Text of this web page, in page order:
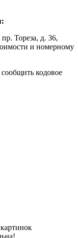
Тореза, д. 36,
и номерному
кодовое